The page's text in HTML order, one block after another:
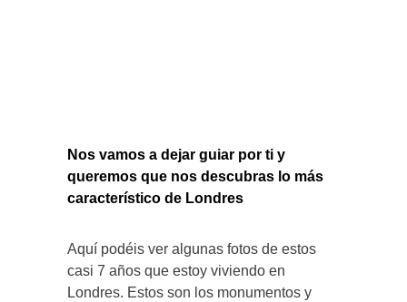
Nos vamos a dejar guiar por ti y
queremos que nos descubras lo más
característico de Londres
Aquí podéis ver algunas fotos de estos
casi 7 años que estoy viviendo en
Londres. Estos son los monumentos y